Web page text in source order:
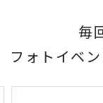
毎
フォトイベ